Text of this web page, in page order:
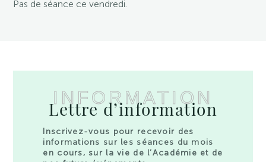
Pas de séance ce vendredi.
INFORMATION
Lettre d’information
Inscrivez-vous pour recevoir des
informations sur les séances du mois
en cours, sur la vie de l’Académie et de